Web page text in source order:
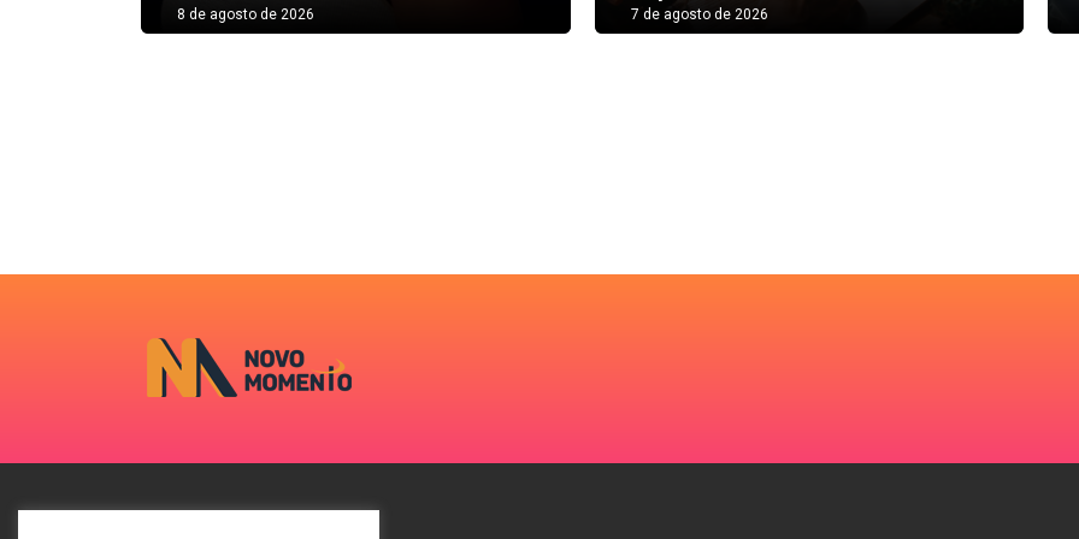
8 de agosto de 2026 7 de agosto de 2026